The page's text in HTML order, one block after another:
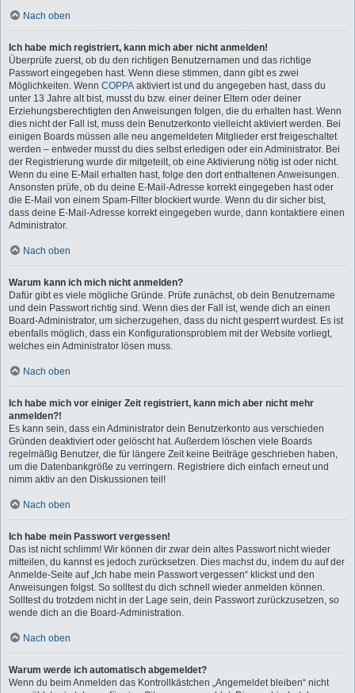
Nach oben
Ich habe mich registriert, kann mich aber nicht anmelden!
Überprüfe zuerst, ob du den richtigen Benutzernamen und das richtige
Passwort eingegeben hast. Wenn diese stimmen, dann gibt es zwei
Möglichkeiten. Wenn COPPA aktiviert ist und du angegeben hast, dass du
unter 13 Jahre alt bist, musst du bzw. einer deiner Eltern oder deiner
Erziehungsberechtigten den Anweisungen folgen, die du erhalten hast. Wenn
dies nicht der Fall ist, muss dein Benutzerkonto vielleicht aktiviert werden. Bei
einigen Boards müssen alle neu angemeldeten Mitglieder erst freigeschaltet
werden – entweder musst du dies selbst erledigen oder ein Administrator. Bei
der Registrierung wurde dir mitgeteilt, ob eine Aktivierung nötig ist oder nicht.
Wenn du eine E-Mail erhalten hast, folge den dort enthaltenen Anweisungen.
Ansonsten prüfe, ob du deine E-Mail-Adresse korrekt eingegeben hast oder
die E-Mail von einem Spam-Filter blockiert wurde. Wenn du dir sicher bist,
dass deine E-Mail-Adresse korrekt eingegeben wurde, dann kontaktiere einen
Administrator.
Nach oben
Warum kann ich mich nicht anmelden?
Dafür gibt es viele mögliche Gründe. Prüfe zunächst, ob dein Benutzername
und dein Passwort richtig sind. Wenn dies der Fall ist, wende dich an einen
Board-Administrator, um sicherzugehen, dass du nicht gesperrt wurdest. Es ist
ebenfalls möglich, dass ein Konfigurationsproblem mit der Website vorliegt,
welches ein Administrator lösen muss.
Nach oben
Ich habe mich vor einiger Zeit registriert, kann mich aber nicht mehr
anmelden?!
Es kann sein, dass ein Administrator dein Benutzerkonto aus verschieden
Gründen deaktiviert oder gelöscht hat. Außerdem löschen viele Boards
regelmäßig Benutzer, die für längere Zeit keine Beiträge geschrieben haben,
um die Datenbankgröße zu verringern. Registriere dich einfach erneut und
nimm aktiv an den Diskussionen teil!
Nach oben
Ich habe mein Passwort vergessen!
Das ist nicht schlimm! Wir können dir zwar dein altes Passwort nicht wieder
mitteilen, du kannst es jedoch zurücksetzen. Dies machst du, indem du auf der
Anmelde-Seite auf „Ich habe mein Passwort vergessen“ klickst und den
Anweisungen folgst. So solltest du dich schnell wieder anmelden können.
Solltest du trotzdem nicht in der Lage sein, dein Passwort zurückzusetzen, so
wende dich an die Board-Administration.
Nach oben
Warum werde ich automatisch abgemeldet?
Wenn du beim Anmelden das Kontrollkästchen „Angemeldet bleiben“ nicht